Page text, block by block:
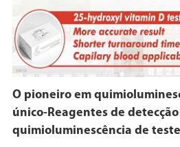
O pioneiro em
único-Reagentes de
quimioluminescência de